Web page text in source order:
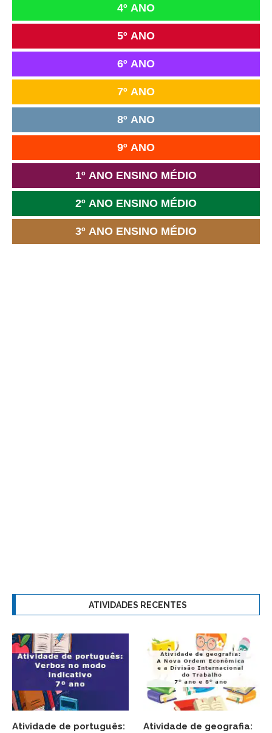
4º ANO
5º ANO
6º ANO
7º ANO
8º ANO
9º ANO
1º ANO ENSINO MÉDIO
2º ANO ENSINO MÉDIO
3º ANO ENSINO MÉDIO
ATIVIDADES RECENTES
Atividade de português:
Atividade de geografia: